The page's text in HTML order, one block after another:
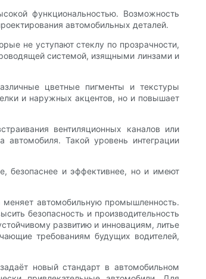
функциональностью. Возможность
автомобильных деталей.
не уступают стеклу по прозрачности,
системой, изящными линзами и
цветные пигменты и текстуры
и наружных акцентов, но и повышает
вентиляционных каналов или
Такой уровень интеграции
безопаснее и эффективнее, но и имеют
меняет автомобильную промышленность.
безопасность и производительность
развитию и инновациям, литье
требованиям будущих водителей,
новый стандарт в автомобильном